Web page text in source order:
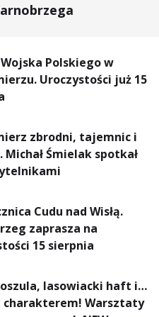
Polskiego w
Uroczystości już 15
zbrodni, tajemnic i
Śmielak spotkał
Cudu nad Wisłą.
zaprasza na
15 sierpnia
lasowiacki haft i…
charakterem! Warsztaty